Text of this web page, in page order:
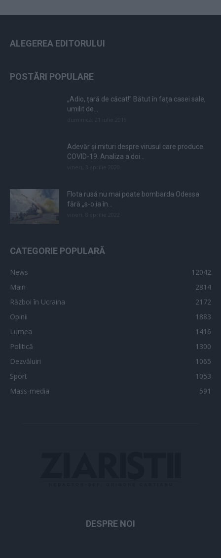
ALEGEREA EDITORULUI
POSTĂRI POPULARE
„Adio, țară de căcat!” Bătut în fața casei sale,
umilit de...
Adevăr și mituri despre virusul care produce
COVID-19. Analiza a doi...
Flota rusă nu mai poate bombarda Odessa
fără „s-o ia în...
CATEGORIE POPULARĂ
News
12042
Main
2814
Război în Ucraina
2172
Opinii
1883
Lumea
1416
Politică
1300
Dezvăluiri
1065
Sport
1053
Mass-media
591
DESPRE NOI